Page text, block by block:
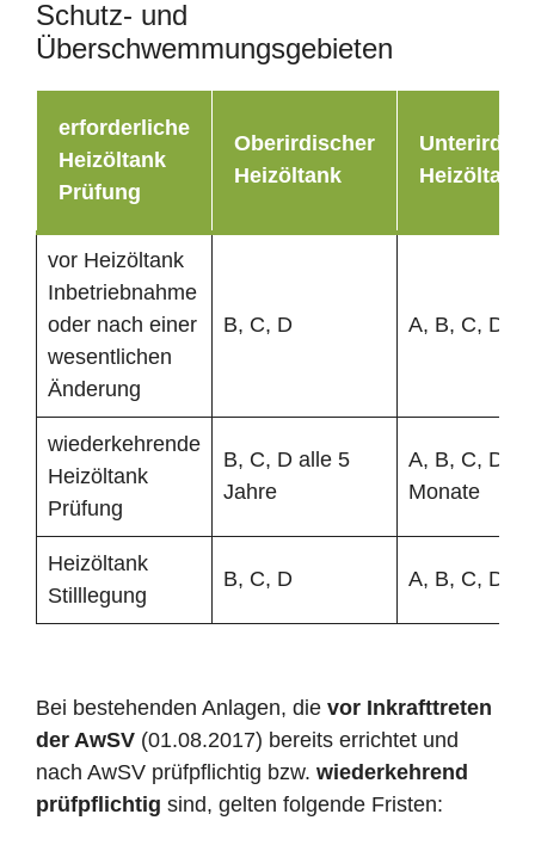
Schutz- und
Überschwemmungsgebieten
erforderliche
Heizöltank
Prüfung
Oberirdischer
Heizöltank
Heizöltank
vor Heizöltank
Inbetriebnahme
oder nach einer
wesentlichen
Änderung
B, C, D A, B, C, D
wiederkehrende
Heizöltank
Prüfung
B, C, D alle 5
Jahre
A, B, C, D
Monate
Heizöltank
Stilllegung
B, C, D A, B, C, D
Bei bestehenden Anlagen, die vor Inkrafttreten
der AwSV (01.08.2017) bereits errichtet und
nach AwSV prüfpflichtig bzw. wiederkehrend
prüfpflichtig sind, gelten folgende Fristen: